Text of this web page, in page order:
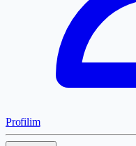
Profilim